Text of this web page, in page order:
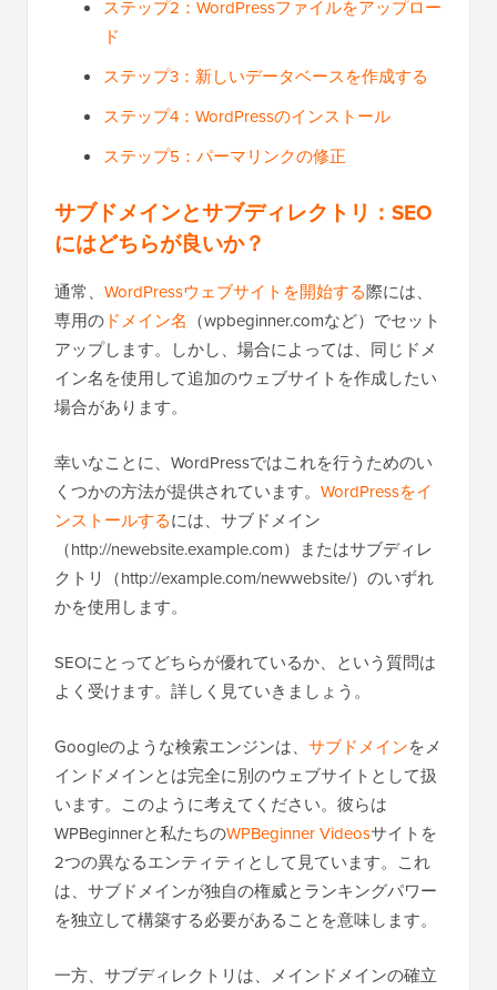
ステップ2：WordPressファイルをアップロー
ド
ステップ3：新しいデータベースを作成する
ステップ4：WordPressのインストール
ステップ5：パーマリンクの修正
サブドメインとサブディレクトリ：SEO
にはどちらが良いか？
通常、 WordPressウェブサイトを開始する際には、
専用の ドメイン名 （wpbeginner.comなど）でセット
アップします。しかし、場合によっては、同じドメ
イン名を使用して追加のウェブサイトを作成したい
場合があります。
幸いなことに、WordPressではこれを行うためのい
くつかの方法が提供されています。 WordPressをイ
ンストールするには、サブドメイン
（http://newebsite.example.com）またはサブディレ
クトリ（http://example.com/newwebsite/）のいずれ
かを使用します。
SEOにとってどちらが優れているか、という質問は
よく受けます。詳しく見ていきましょう。
Googleのような検索エンジンは、 サブドメインをメ
インドメインとは完全に別のウェブサイトとして扱
います。このように考えてください。彼らは
WPBeginnerと私たちのWPBeginner Videosサイトを
2つの異なるエンティティとして見ています。これ
は、サブドメインが独自の権威とランキングパワー
を独立して構築する必要があることを意味します。
一方、サブディレクトリは、メインドメインの確立